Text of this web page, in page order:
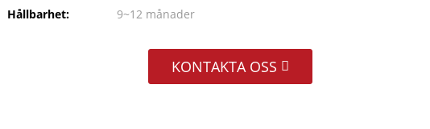
Hållbarhet:
9~12 månader
KONTAKTA OSS